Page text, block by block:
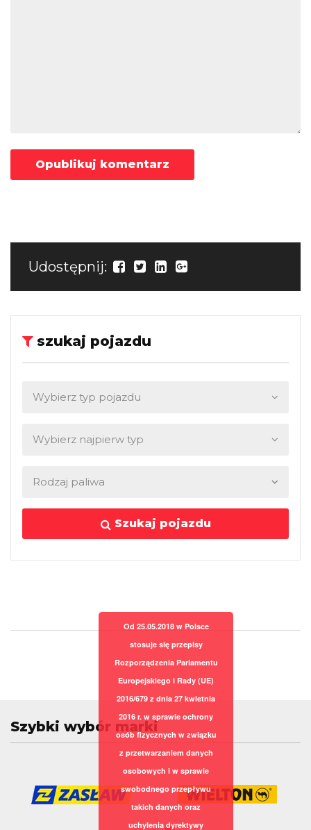
Udostępnij:
szukaj pojazdu
Szukaj pojazdu
Szybki wybór marki
Od 25.05.2018 w Polsce
stosuje się przepisy
Rozporządzenia Parlamentu
Europejskiego i Rady (UE)
2016/679 z dnia 27 kwietnia
2016 r. w sprawie ochrony
osób fizycznych w związku
z przetwarzaniem danych
osobowych i w sprawie
swobodnego przepływu
takich danych oraz
uchylenia dyrektywy